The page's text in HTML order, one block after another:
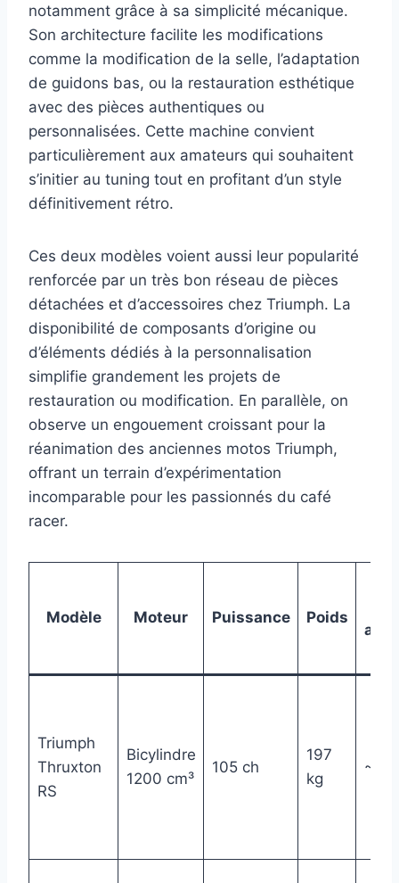
notamment grâce à sa simplicité mécanique.
Son architecture facilite les modifications
comme la modification de la selle, l’adaptation
de guidons bas, ou la restauration esthétique
avec des pièces authentiques ou
personnalisées. Cette machine convient
particulièrement aux amateurs qui souhaitent
s’initier au tuning tout en profitant d’un style
définitivement rétro.
Ces deux modèles voient aussi leur popularité
renforcée par un très bon réseau de pièces
détachées et d’accessoires chez Triumph. La
disponibilité de composants d’origine ou
d’éléments dédiés à la personnalisation
simplifie grandement les projets de
restauration ou modification. En parallèle, on
observe un engouement croissant pour la
réanimation des anciennes motos Triumph,
offrant un terrain d’expérimentation
incomparable pour les passionnés du café
racer.
Modèle Moteur Puissance Poids
Triumph
Thruxton
RS
Bicylindre
1200 cm³
105 ch
197
kg
~